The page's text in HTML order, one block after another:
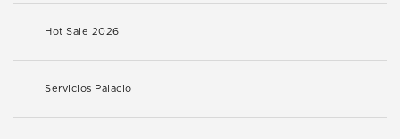
Hot Sale 2026
Servicios Palacio